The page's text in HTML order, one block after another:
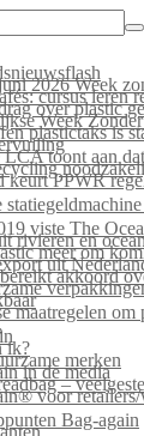
2026 Week
cursus leren
over plastic
Week
plastictaks is
toont aan
keurt PPWR
viste The
rivieren en
meer om
uit
akkoord
maatregelen
ik?
merken
in de media
–
voor retailers/
Bag-again